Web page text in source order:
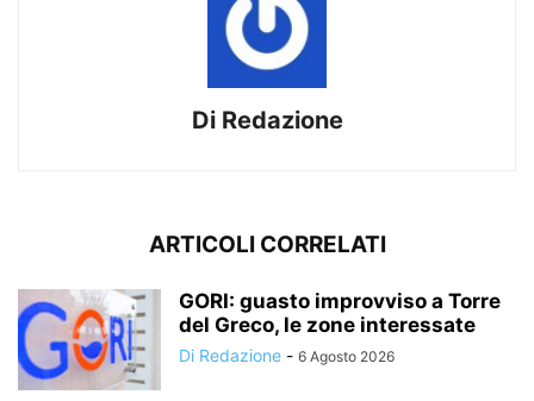
Di Redazione
ARTICOLI CORRELATI
GORI: guasto improvviso a Torre
del Greco, le zone interessate
Di Redazione - 6 Agosto 2026